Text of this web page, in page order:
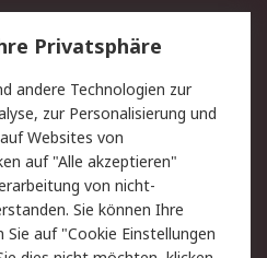
Lieferlösungen
Kontakt
Privatkunden
Datenschutz
Zahlungsbedingungen
Privatsphäre
andere Technologien zur
zur Personalisierung und
Websites von
auf "Alle akzeptieren"
von nicht-
Sie können Ihre
auf "Cookie Einstellungen